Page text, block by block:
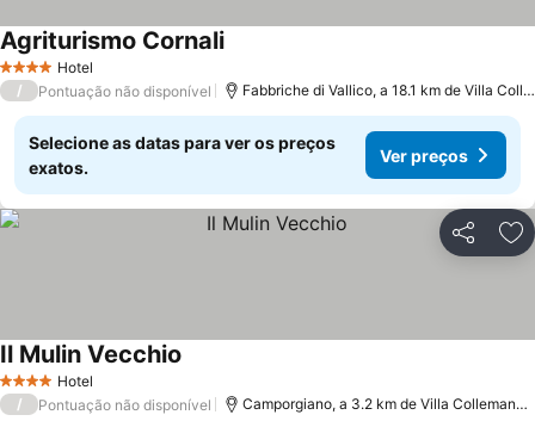
4 EstrelasHotel
Agriturismo Cornali
/ Pontuação não disponível Fabbriche di Vallico, a 18.1 km de Villa Collemandina
Selecione as datas para ver os preços
exatos.
Ver preços
Partilhar
4 EstrelasHotel
Il Mulin Vecchio
/ Pontuação não disponível Camporgiano, a 3.2 km de Villa Collemandina